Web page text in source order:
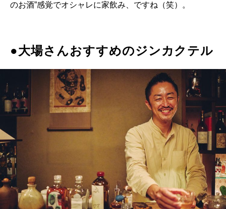
のお酒”感覚でオシャレに家飲み、ですね（笑）。
●大場さんおすすめのジンカクテル